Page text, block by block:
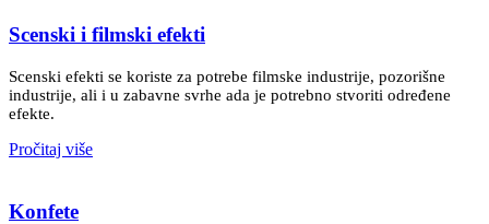
Scenski i filmski efekti
Scenski efekti se koriste za potrebe filmske industrije, pozorišne
industrije, ali i u zabavne svrhe ada je potrebno stvoriti određene
efekte.
Pročitaj više
Konfete